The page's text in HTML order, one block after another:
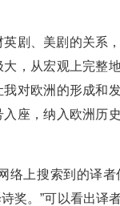
剧、美剧的关系
，从宏观上完整
对欧洲的形成和
座，纳入欧洲历
络上搜索到的译者
奖。”可以看出译